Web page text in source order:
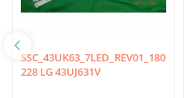
SSC_43UK63_7LED_REV01_180
228 LG 43UJ631V